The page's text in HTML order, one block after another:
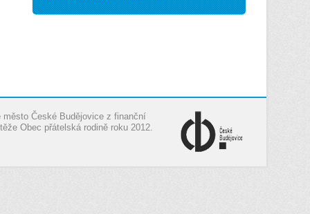
město České Budějovice z finanční
Obec přátelská rodině roku 2012.